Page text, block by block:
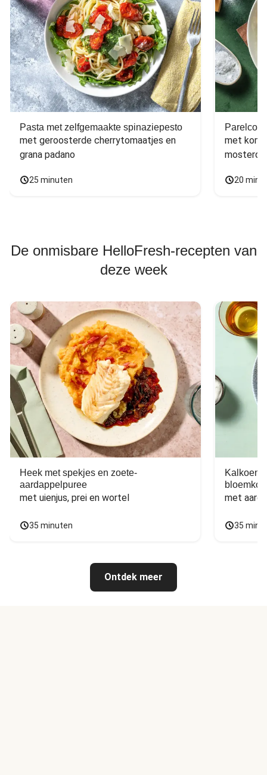
Pasta met zelfgemaakte spinaziepesto
met geroosterde cherrytomaatjes en
grana padano
25 minuten
met
20
De onmisbare HelloFresh-recepten van
deze week
Heek met spekjes en zoete-
aardappelpuree
met uienjus, prei en wortel
35 minuten
Kalkoen
met
35
Ontdek meer